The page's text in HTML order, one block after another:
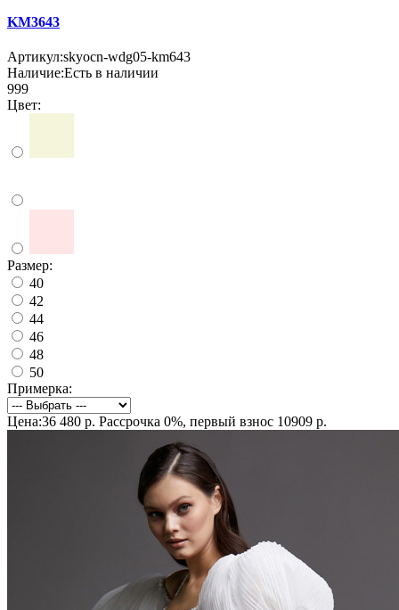
KM3643
Артикул:skyocn-wdg05-km643
Наличие:Есть в наличии
999
Цвет:
Размер:
40
42
44
46
48
50
Примерка:
Цена:36 480 р. Рассрочка 0%, первый взнос 10909 р.